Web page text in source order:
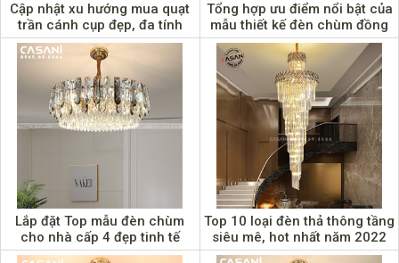
Cập nhật xu hướng mua quạt
trần cánh cụp đẹp, đa tính
năng năm 2022
Tổng hợp ưu điểm nổi bật của
mẫu thiết kế đèn chùm đồng
Lắp đặt Top mẫu đèn chùm
cho nhà cấp 4 đẹp tinh tế
hoàn mỹ
Top 10 loại đèn thả thông tầng
siêu mê, hot nhất năm 2022